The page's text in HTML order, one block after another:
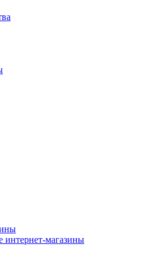
интернет-магазины